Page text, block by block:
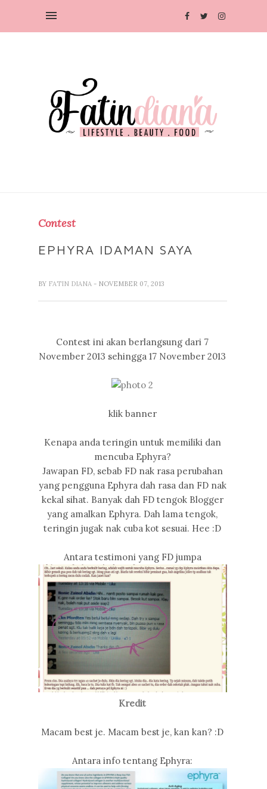
Contest
EPHYRA IDAMAN SAYA
BY FATIN DIANA - NOVEMBER 07, 2013
Contest ini akan berlangsung dari 7
November 2013 sehingga 17 November 2013
klik banner
Kenapa anda teringin untuk memiliki dan
mencuba Ephyra?
Jawapan FD, sebab FD nak rasa perubahan
yang pengguna Ephyra dah rasa dan FD nak
kekal sihat. Banyak dah FD tengok Blogger
yang amalkan Ephyra. Dah lama tengok,
teringin jugak nak cuba kot sesuai. Hee :D
Antara testimoni yang FD jumpa
Kredit
Macam best je. Macam best je, kan kan? :D
Antara info tentang Ephyra: